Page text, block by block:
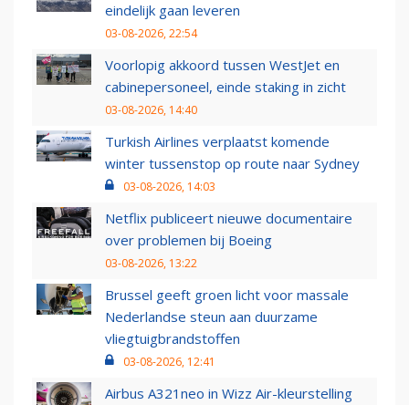
eindelijk gaan leveren
03-08-2026, 22:54
Voorlopig akkoord tussen WestJet en
cabinepersoneel, einde staking in zicht
03-08-2026, 14:40
Turkish Airlines verplaatst komende
winter tussenstop op route naar Sydney
03-08-2026, 14:03
Netflix publiceert nieuwe documentaire
over problemen bij Boeing
03-08-2026, 13:22
Brussel geeft groen licht voor massale
Nederlandse steun aan duurzame
vliegtuigbrandstoffen
03-08-2026, 12:41
Airbus A321neo in Wizz Air-kleurstelling